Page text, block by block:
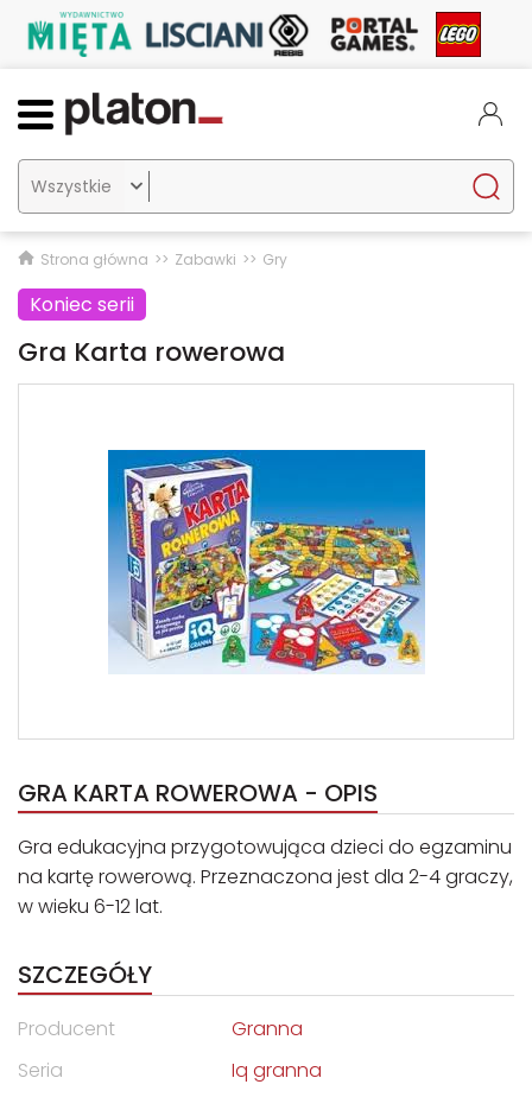

Strona główna Zabawki Gry
Koniec serii
Gra Karta rowerowa
GRA KARTA ROWEROWA - OPIS
Gra edukacyjna przygotowująca dzieci do egzaminu
na kartę rowerową. Przeznaczona jest dla 2-4 graczy,
w wieku 6-12 lat.
SZCZEGÓŁY
Producent
Granna
Seria
Iq granna